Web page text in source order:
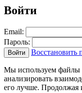
Войти
Email:
Пароль:
Войти Восстановить
Мы используем файлы
анализировать
его лучше. Продолжая